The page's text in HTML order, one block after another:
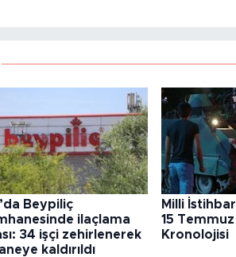
Beypiliç
ilaçlama
34 işçi zehirlenerek
kaldırıldı
Milli
15
Kronolojisi